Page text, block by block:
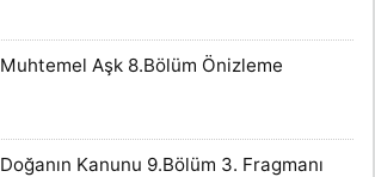
Muhtemel Aşk 8.Bölüm Önizleme
Doğanın Kanunu 9.Bölüm 3. Fragmanı